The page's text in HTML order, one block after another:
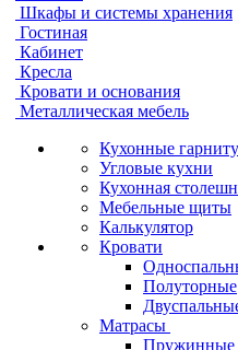
Шкафы и системы хранения
Гостиная
Кабинет
Кресла
Кровати и основания
Металлическая мебель
Кухонные
Угловые кухни
Кухонная
Мебельные щиты
Калькулятор
Кровати
Полуторные
Матрасы
Пружинные